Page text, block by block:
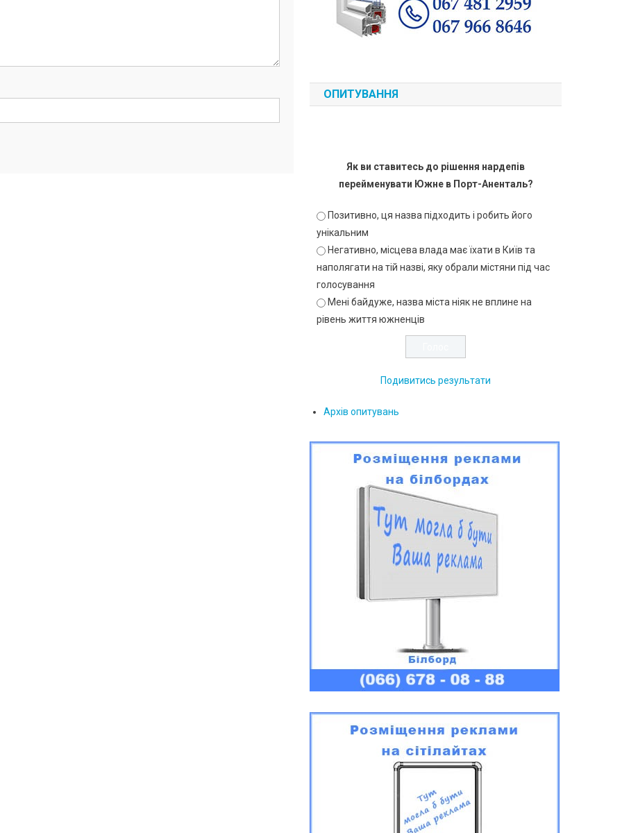
ОПИТУВАННЯ
Як ви ставитесь до рішення нардепів
перейменувати Южне в Порт-Аненталь?
Позитивно, ця назва підходить і робить його
унікальним
Негативно, місцева влада має їхати в Київ та
наполягати на тій назві, яку обрали містяни під час
голосування
Мені байдуже, назва міста ніяк не вплине на
рівень життя южненців
Подивитись результати
Архів опитувань